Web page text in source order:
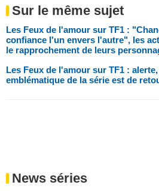
Sur le même sujet
Les Feux de l'amour sur TF1 :
confiance l'un envers l'autre", les
le rapprochement de leurs
Les Feux de l'amour sur TF1 :
emblématique de la série est de
News séries